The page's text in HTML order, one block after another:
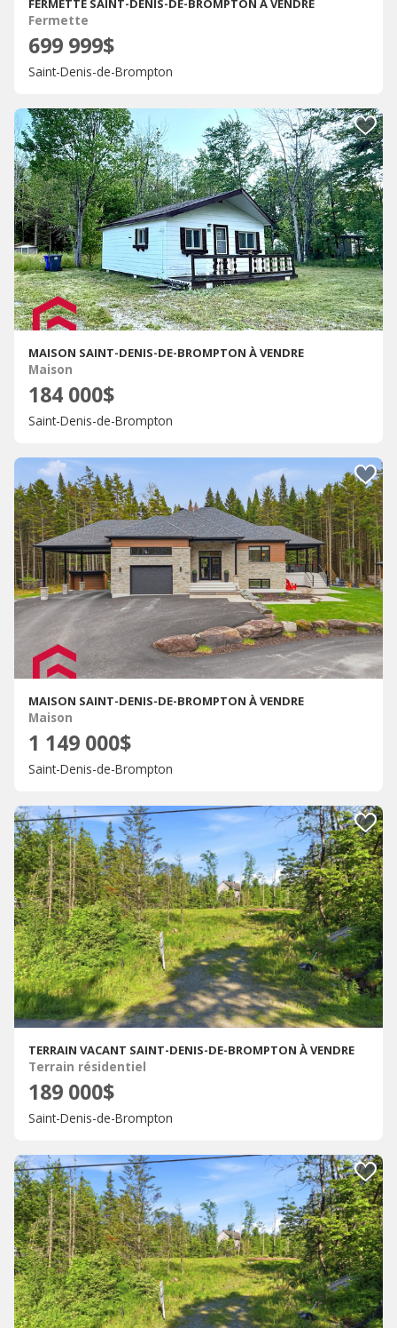
FERMETTE SAINT-DENIS-DE-BROMPTON À VENDRE
Fermette
699 999$
Saint-Denis-de-Brompton
MAISON SAINT-DENIS-DE-BROMPTON À VENDRE
Maison
184 000$
Saint-Denis-de-Brompton
MAISON SAINT-DENIS-DE-BROMPTON À VENDRE
Maison
1 149 000$
Saint-Denis-de-Brompton
TERRAIN VACANT SAINT-DENIS-DE-BROMPTON À VENDRE
Terrain résidentiel
189 000$
Saint-Denis-de-Brompton